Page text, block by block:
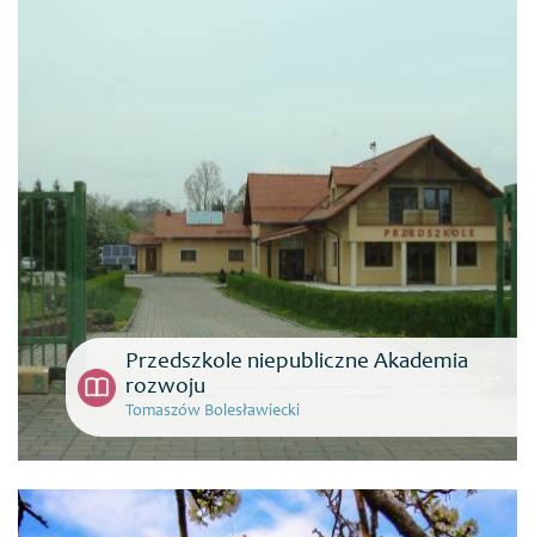
Przedszkole niepubliczne Akademia
rozwoju
Tomaszów Bolesławiecki